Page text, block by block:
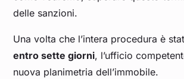
delle sanzioni.
Una volta che l’intera procedura è
entro sette giorni, l’ufficio
nuova planimetria dell’immobile.